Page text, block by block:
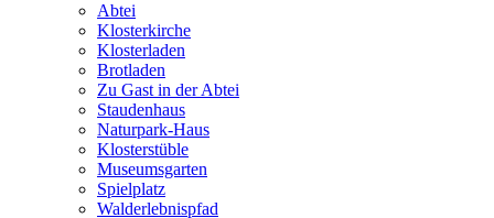
Abtei
Klosterkirche
Klosterladen
Brotladen
Zu Gast in der Abtei
Staudenhaus
Naturpark-Haus
Klosterstüble
Museumsgarten
Spielplatz
Walderlebnispfad